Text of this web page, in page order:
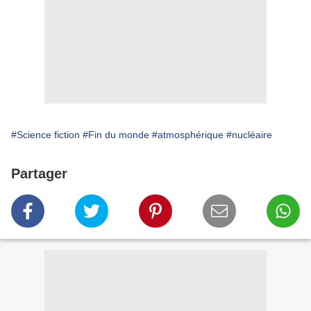
#Science fiction #Fin du monde #atmosphérique #nucléaire
Partager